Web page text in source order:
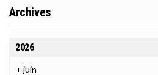
Archives
2026
+ juin